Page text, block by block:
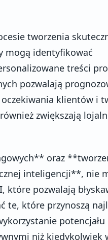
tworzenia
mogą identyfikować
treści
pozwalają
klientów i
zwiększają
oraz
inteligencji**, nie
które pozwalają
te, które przynoszą
potencjału
niż kiedykolwiek